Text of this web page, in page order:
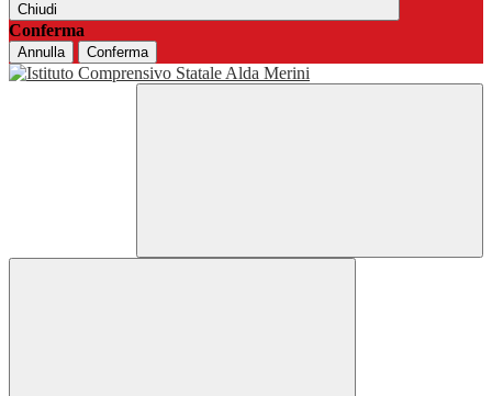
Chiudi
Conferma
Annulla Conferma